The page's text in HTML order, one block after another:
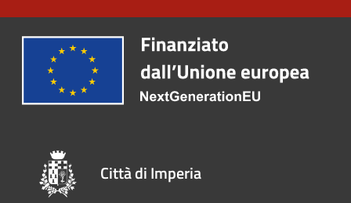
Città di Imperia